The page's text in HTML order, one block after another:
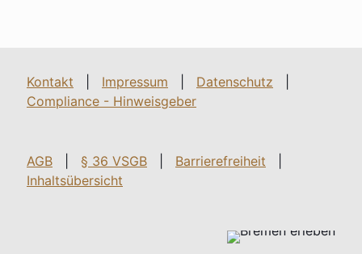
Kontakt Impressum Datenschutz
Compliance - Hinweisgeber
AGB § 36 VSGB Barrierefreiheit
Inhaltsübersicht